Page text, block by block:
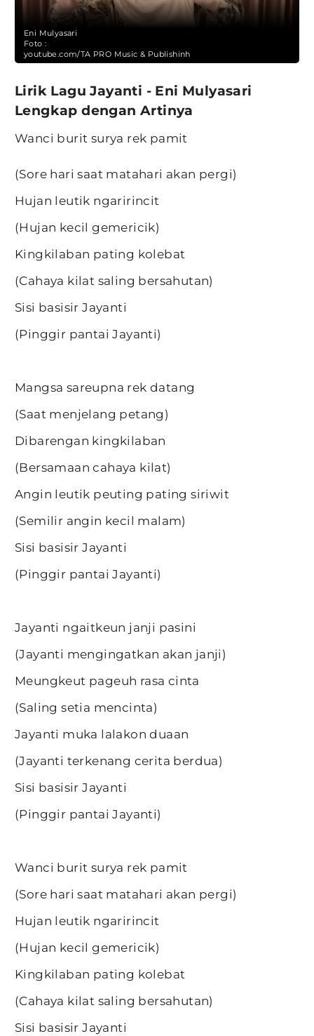
Eni Mulyasari
Foto :
youtube.com/TA PRO Music & Publishinh
Lirik Lagu Jayanti - Eni Mulyasari
Lengkap dengan Artinya
Wanci burit surya rek pamit
(Sore hari saat matahari akan pergi)
Hujan leutik ngaririncit
(Hujan kecil gemericik)
Kingkilaban pating kolebat
(Cahaya kilat saling bersahutan)
Sisi basisir Jayanti
(Pinggir pantai Jayanti)
Mangsa sareupna rek datang
(Saat menjelang petang)
Dibarengan kingkilaban
(Bersamaan cahaya kilat)
Angin leutik peuting pating siriwit
(Semilir angin kecil malam)
Sisi basisir Jayanti
(Pinggir pantai Jayanti)
Jayanti ngaitkeun janji pasini
(Jayanti mengingatkan akan janji)
Meungkeut pageuh rasa cinta
(Saling setia mencinta)
Jayanti muka lalakon duaan
(Jayanti terkenang cerita berdua)
Sisi basisir Jayanti
(Pinggir pantai Jayanti)
Wanci burit surya rek pamit
(Sore hari saat matahari akan pergi)
Hujan leutik ngaririncit
(Hujan kecil gemericik)
Kingkilaban pating kolebat
(Cahaya kilat saling bersahutan)
Sisi basisir Jayanti